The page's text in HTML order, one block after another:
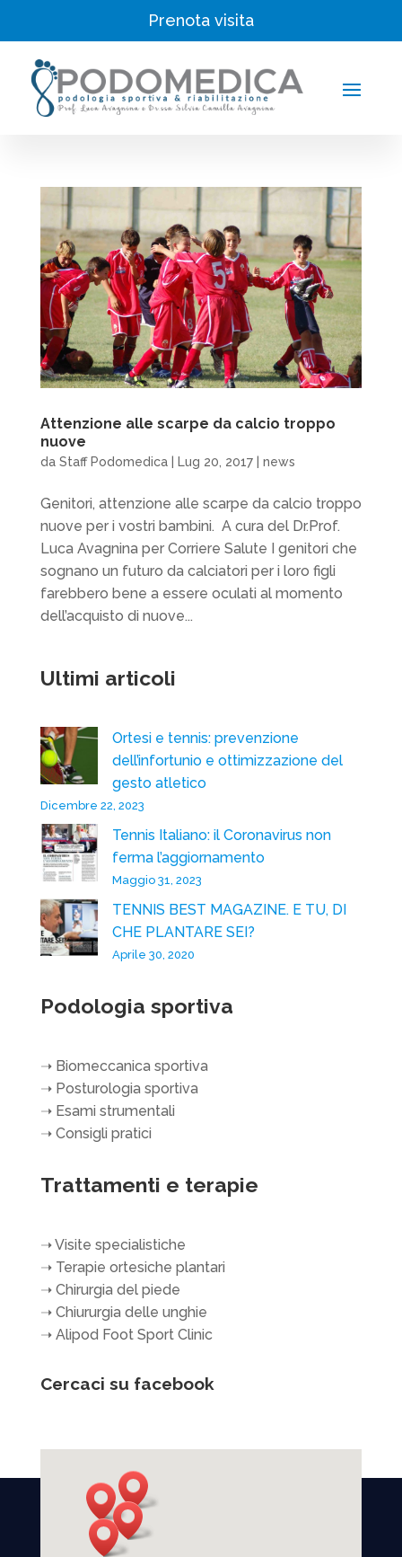
Prenota visita
Attenzione alle scarpe da calcio troppo
nuove
da Staff Podomedica| Lug 20, 2017| news
Genitori, attenzione alle scarpe da calcio troppo
nuove per i vostri bambini. A cura del Dr.Prof.
Luca Avagnina per Corriere Salute I genitori che
sognano un futuro da calciatori per i loro figli
farebbero bene a essere oculati al momento
dell’acquisto di nuove...
Ultimi articoli
Ortesi e tennis: prevenzione
dell’infortunio e ottimizzazione del
gesto atletico
Dicembre 22, 2023
Tennis Italiano: il Coronavirus non
ferma l’aggiornamento
Maggio 31, 2023
TENNIS BEST MAGAZINE. E TU, DI
CHE PLANTARE SEI?
Aprile 30, 2020
Podologia sportiva
➝ Biomeccanica sportiva
➝ Posturologia sportiva
➝ Esami strumentali
➝ Consigli pratici
Trattamenti e terapie
➝Visite specialistiche
➝ Terapie ortesiche plantari
➝ Chirurgia del piede
➝ Chiururgia delle unghie
➝ Alipod Foot Sport Clinic
Cercaci su facebook